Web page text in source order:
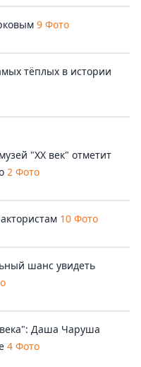
9 Фото
тёплых в истории
"ХХ век" отметит
2 Фото
10 Фото
шанс увидеть
Даша Чаруша
4 Фото